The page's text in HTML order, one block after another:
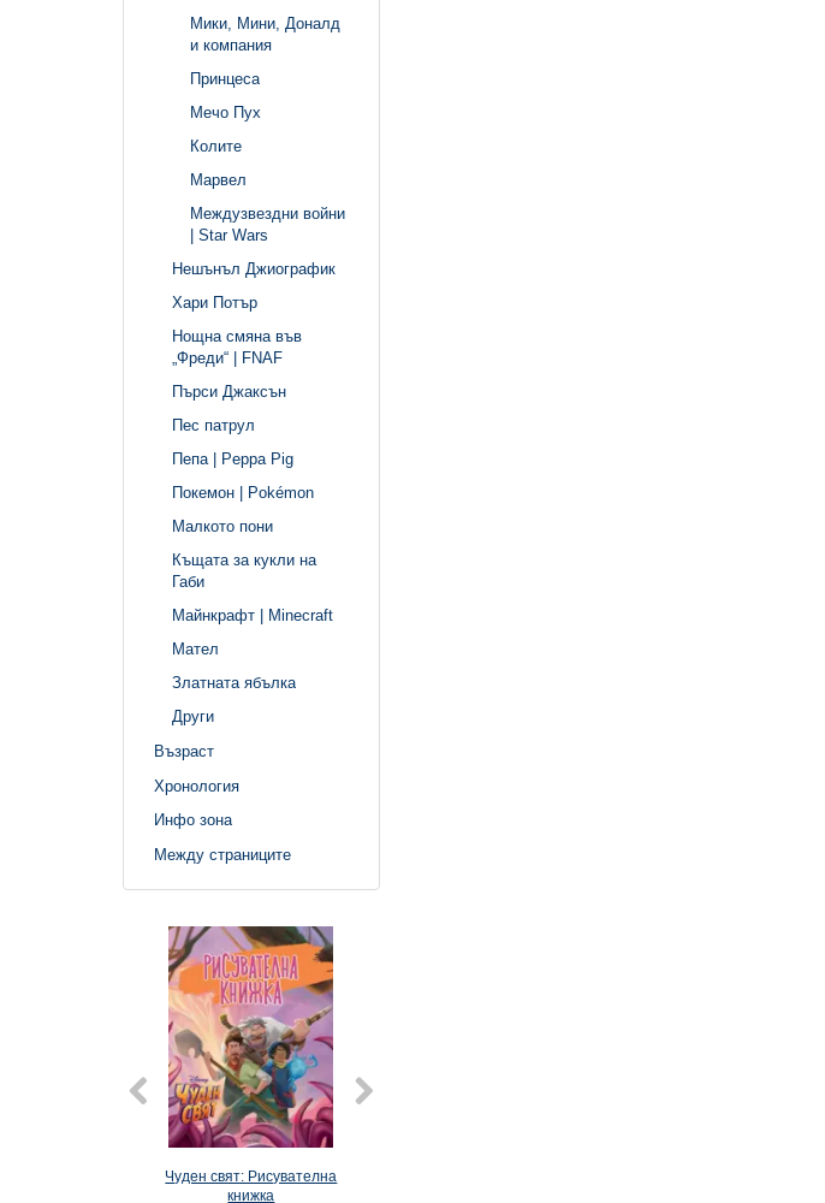
Мики, Мини, Доналд
и компания
Принцеса
Мечо Пух
Колите
Марвел
Междузвездни войни
| Star Wars
Нешънъл Джиографик
Хари Потър
Нощна смяна във
„Фреди“ | FNAF
Пърси Джаксън
Пес патрул
Пепа | Peppa Pig
Покемон | Pokémon
Малкото пони
Къщата за кукли на
Габи
Майнкрафт | Minecraft
Мател
Златната ябълка
Други
Възраст
Хронология
Инфо зона
Между страниците
Чуден свят: Рисувателна
книжка